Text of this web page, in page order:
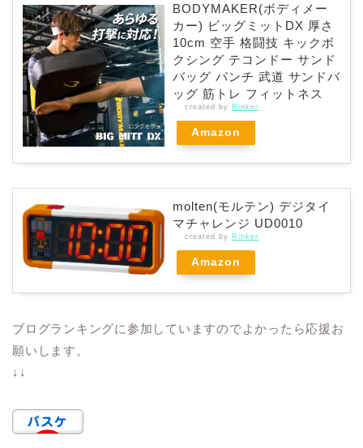
BODYMAKER(ボディメー
カー) ビッグミットDX 厚さ
10cm 空手 格闘技 キックボ
クシング テコンドー サンド
バッグ パンチ 武道 サンドバ
ッグ 筋トレ フィットネス
created by Rinker
Amazon
molten(モルテン) デジタイ
マチャレンジ UD0010
created by Rinker
Amazon
ブログランキングに参加していますのでよかったら応援お
願いします。
↓↓